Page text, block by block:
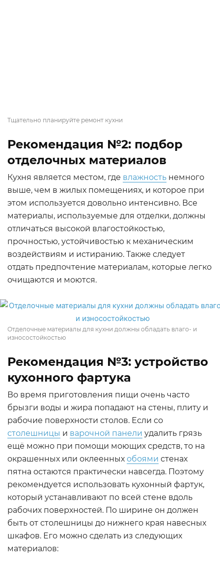
Тщательно планируйте ремонт кухни
Рекомендация №2: подбор
отделочных материалов
Кухня является местом, где влажность немного
выше, чем в жилых помещениях, и которое при
этом используется довольно интенсивно. Все
материалы, используемые для отделки, должны
отличаться высокой влагостойкостью,
прочностью, устойчивостью к механическим
воздействиям и истиранию. Также следует
отдать предпочтение материалам, которые легко
очищаются и моются.
Отделочные материалы для кухни должны обладать влаго- и
износостойкостью
Рекомендация №3: устройство
кухонного фартука
Во время приготовления пищи очень часто
брызги воды и жира попадают на стены, плиту и
рабочие поверхности столов. Если со
столешницы и варочной панели удалить грязь
ещё можно при помощи моющих средств, то на
окрашенных или оклеенных обоями стенах
пятна остаются практически навсегда. Поэтому
рекомендуется использовать кухонный фартук,
который устанавливают по всей стене вдоль
рабочих поверхностей. По ширине он должен
быть от столешницы до нижнего края навесных
шкафов. Его можно сделать из следующих
материалов: